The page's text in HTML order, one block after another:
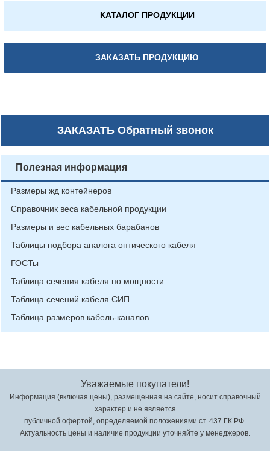
КАТАЛОГ ПРОДУКЦИИ
ЗАКАЗАТЬ ПРОДУКЦИЮ
ЗАКАЗАТЬОбратный звонок
Полезная информация
Размеры жд контейнеров
Справочник веса кабельной продукции
Размеры и вес кабельных барабанов
Таблицы подбора аналога оптического кабеля
ГОСТы
Таблица сечения кабеля по мощности
Таблица сечений кабеля СИП
Таблица размеров кабель-каналов
Уважаемые покупатели!
Информация (включая цены), размещенная на сайте, носит справочный
характер и не является
публичной офертой, определяемой положениями ст. 437 ГК РФ.
Актуальность цены и наличие продукции уточняйте у менеджеров.